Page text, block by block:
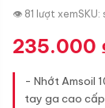
👁 81 lượt xem
235.000
- Nhớt Amsoil
tay ga cao